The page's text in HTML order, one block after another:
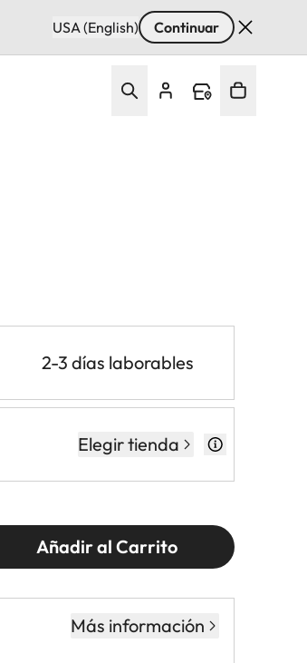
USA (English) Continuar
2-3 días laborables
Elegir tienda
Añadir al Carrito
Más información